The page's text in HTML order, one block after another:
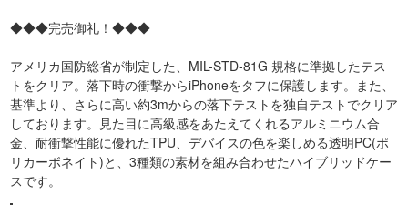
◆◆◆完売御礼！◆◆◆
アメリカ国防総省が制定した、MIL-STD-81G 規格に準拠したテス
トをクリア。落下時の衝撃からiPhoneをタフに保護します。また、
基準より、さらに高い約3mからの落下テストを独自テストでクリア
しております。見た目に高級感をあたえてくれるアルミニウム合
金、耐衝撃性能に優れたTPU、デバイスの色を楽しめる透明PC(ポ
リカーボネイト)と、3種類の素材を組み合わせたハイブリッドケー
スです。